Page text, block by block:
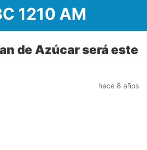
1210 AM
de Azúcar será este
hace 8 años